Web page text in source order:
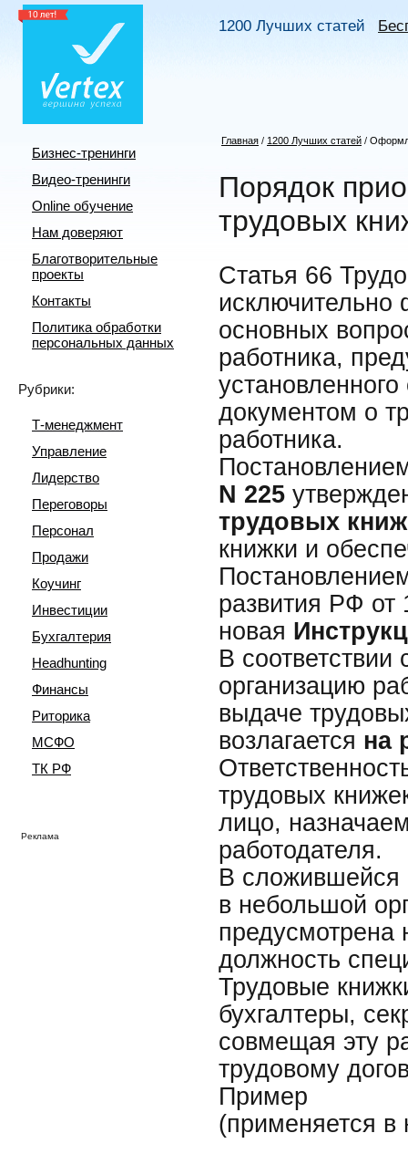
1200 Лучших статей
Бизнес-тренинги
Видео-тренинги
Online обучение
Нам доверяют
Благотворительные
проекты
Контакты
Политика обработки
персональных данных
Рубрики:
Т-менеджмент
Управление
Лидерство
Переговоры
Персонал
Продажи
Коучинг
Инвестиции
Бухгалтерия
Headhunting
Финансы
Риторика
МСФО
ТК РФ
Реклама
Главная / 1200 Лучших статей /
Порядок
трудовых
Статья 66
исключительно
основных
работника,
документом о
работника.
N 225
трудовых
книжки и
развития РФ от
новая
В
организацию
выдаче
возлагается на
трудовых
лицо,
работодателя.
В сложившейся
в небольшой
предусмотрена
должность
Трудовые
бухгалтеры,
совмещая эту
трудовому
Пример
(применяется в